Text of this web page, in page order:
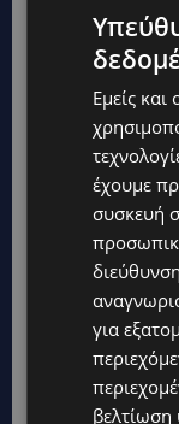
ΕΛΕΝΑ
μητέρα
στην Αγγλία
UPDATES
γυναίκες
έρευνες
Εμείς και
έχουμε
συσκευή
για